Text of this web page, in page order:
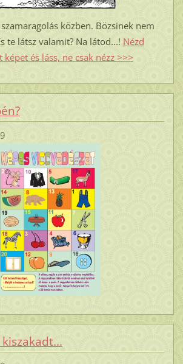
közben. Bözsinek nem
te látsz valamit? Na látod...! Nézd
és láss, ne csak nézz >>>